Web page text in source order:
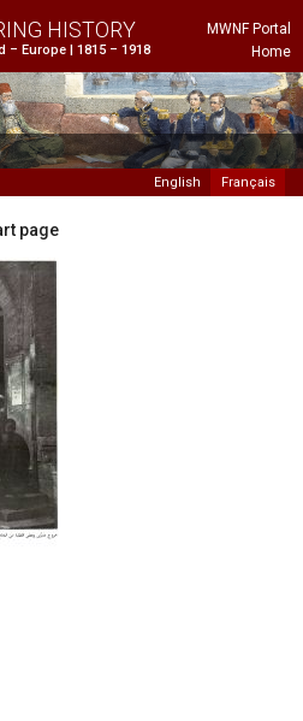
HISTORY
– Europe | 1815 – 1918
MWNF Portal
Home
Français
English
page